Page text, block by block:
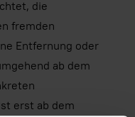
die
fremden
Entfernung oder
ab dem
erst ab dem